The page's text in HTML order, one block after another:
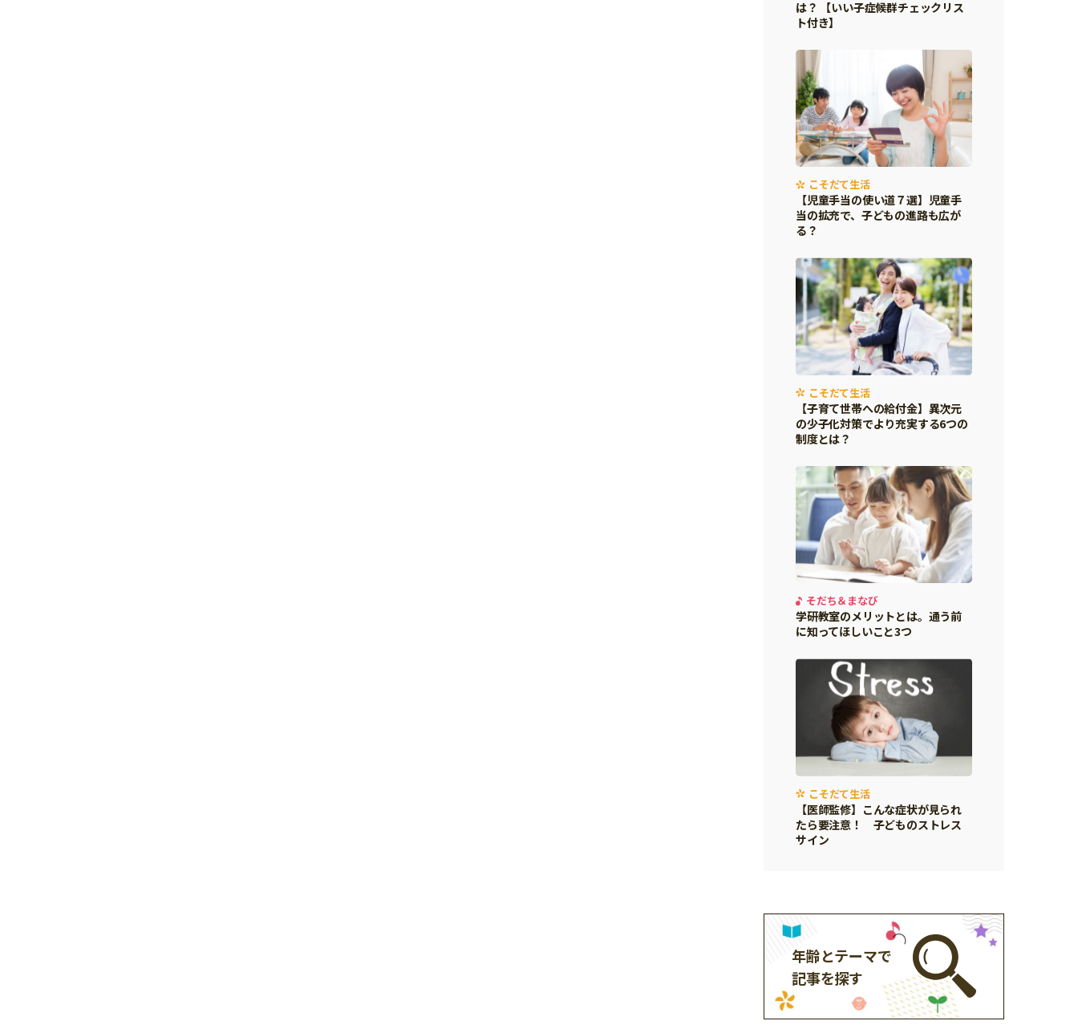
は？ 【いい子症候群チェックリス
ト付き】
こそだて生活
【児童手当の使い道７選】児童手
当の拡充で、子どもの進路も広が
る？
こそだて生活
【子育て世帯への給付金】異次元
の少子化対策でより充実する6つの
制度とは？
そだち＆まなび
学研教室のメリットとは。通う前
に知ってほしいこと3つ
こそだて生活
【医師監修】こんな症状が見られ
たら要注意！ 子どものストレス
サイン
年齢とテーマで
記事を探す